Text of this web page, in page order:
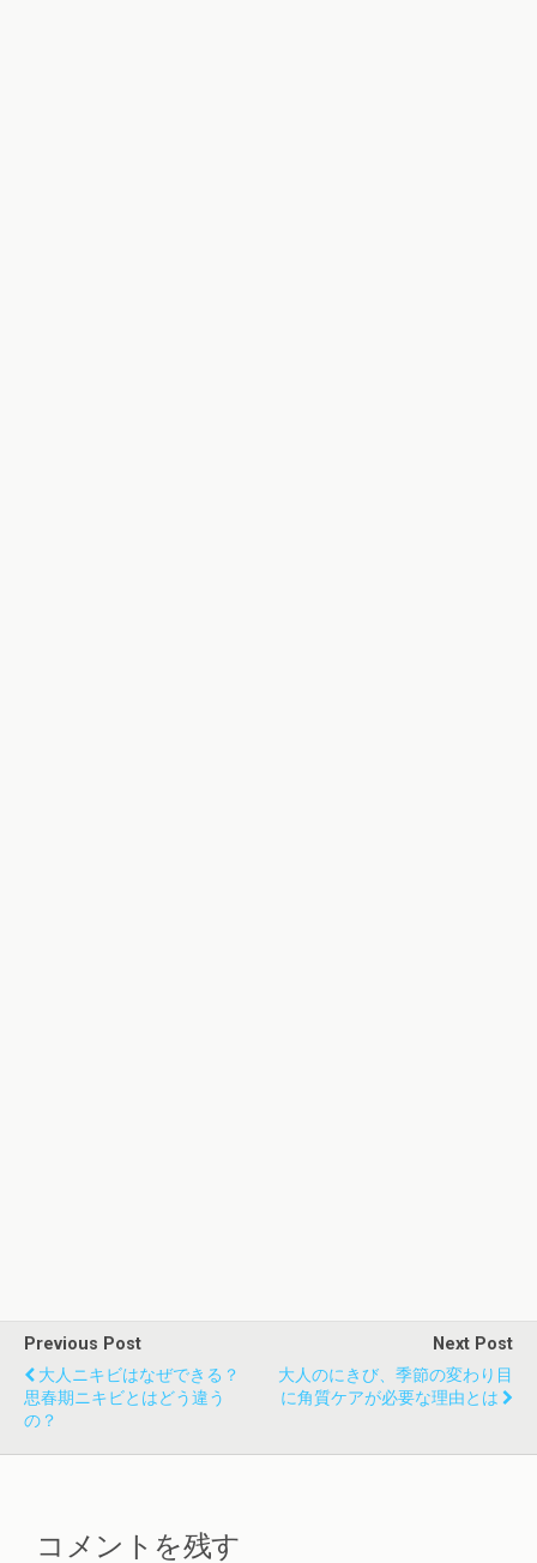
Previous Post
大人ニキビはなぜできる？
思春期ニキビとはどう違う
の？
Next Post
大人のにきび、季節の変わり目
に角質ケアが必要な理由とは
コメントを残す